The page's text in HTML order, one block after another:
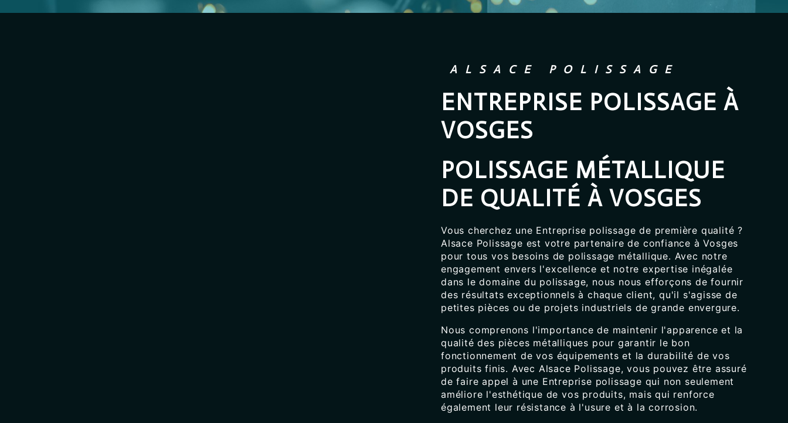
ALSACE POLISSAGE
ENTREPRISE POLISSAGE À
VOSGES
POLISSAGE MÉTALLIQUE
DE QUALITÉ À VOSGES
Vous cherchez une Entreprise polissage de première qualité ?
Alsace Polissage est votre partenaire de confiance à Vosges
pour tous vos besoins de polissage métallique. Avec notre
engagement envers l'excellence et notre expertise inégalée
dans le domaine du polissage, nous nous efforçons de fournir
des résultats exceptionnels à chaque client, qu'il s'agisse de
petites pièces ou de projets industriels de grande envergure.
Nous comprenons l'importance de maintenir l'apparence et la
qualité des pièces métalliques pour garantir le bon
fonctionnement de vos équipements et la durabilité de vos
produits finis. Avec Alsace Polissage, vous pouvez être assuré
de faire appel à une Entreprise polissage qui non seulement
améliore l'esthétique de vos produits, mais qui renforce
également leur résistance à l'usure et à la corrosion.